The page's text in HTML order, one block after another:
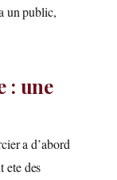
un public,
: une
a d’abord
ete des